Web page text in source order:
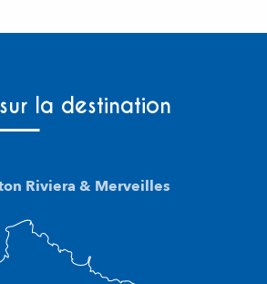
la destination
Riviera & Merveilles